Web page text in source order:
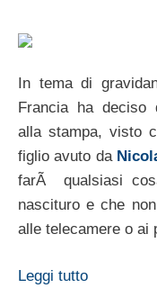
In tema di
Francia ha deciso
alla stampa, visto
figlio avuto da
farÃ qualsiasi
nascituro e che
alle telecamere o ai
Leggi tutto